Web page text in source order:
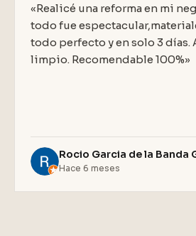
«Realicé una reforma en mi
todo fue
todo perfecto y en solo 3 días.
limpio. Recomendable 100%»
Rocio Garcia de la Banda
Hace 6 meses